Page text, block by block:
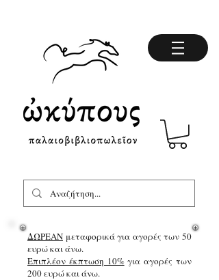
ΔΩΡΕΑΝ μεταφορικά για αγορές των 50
ευρώ και άνω.
Επιπλέον έκπτωση 10%για αγορές των
200 ευρώ και άνω.